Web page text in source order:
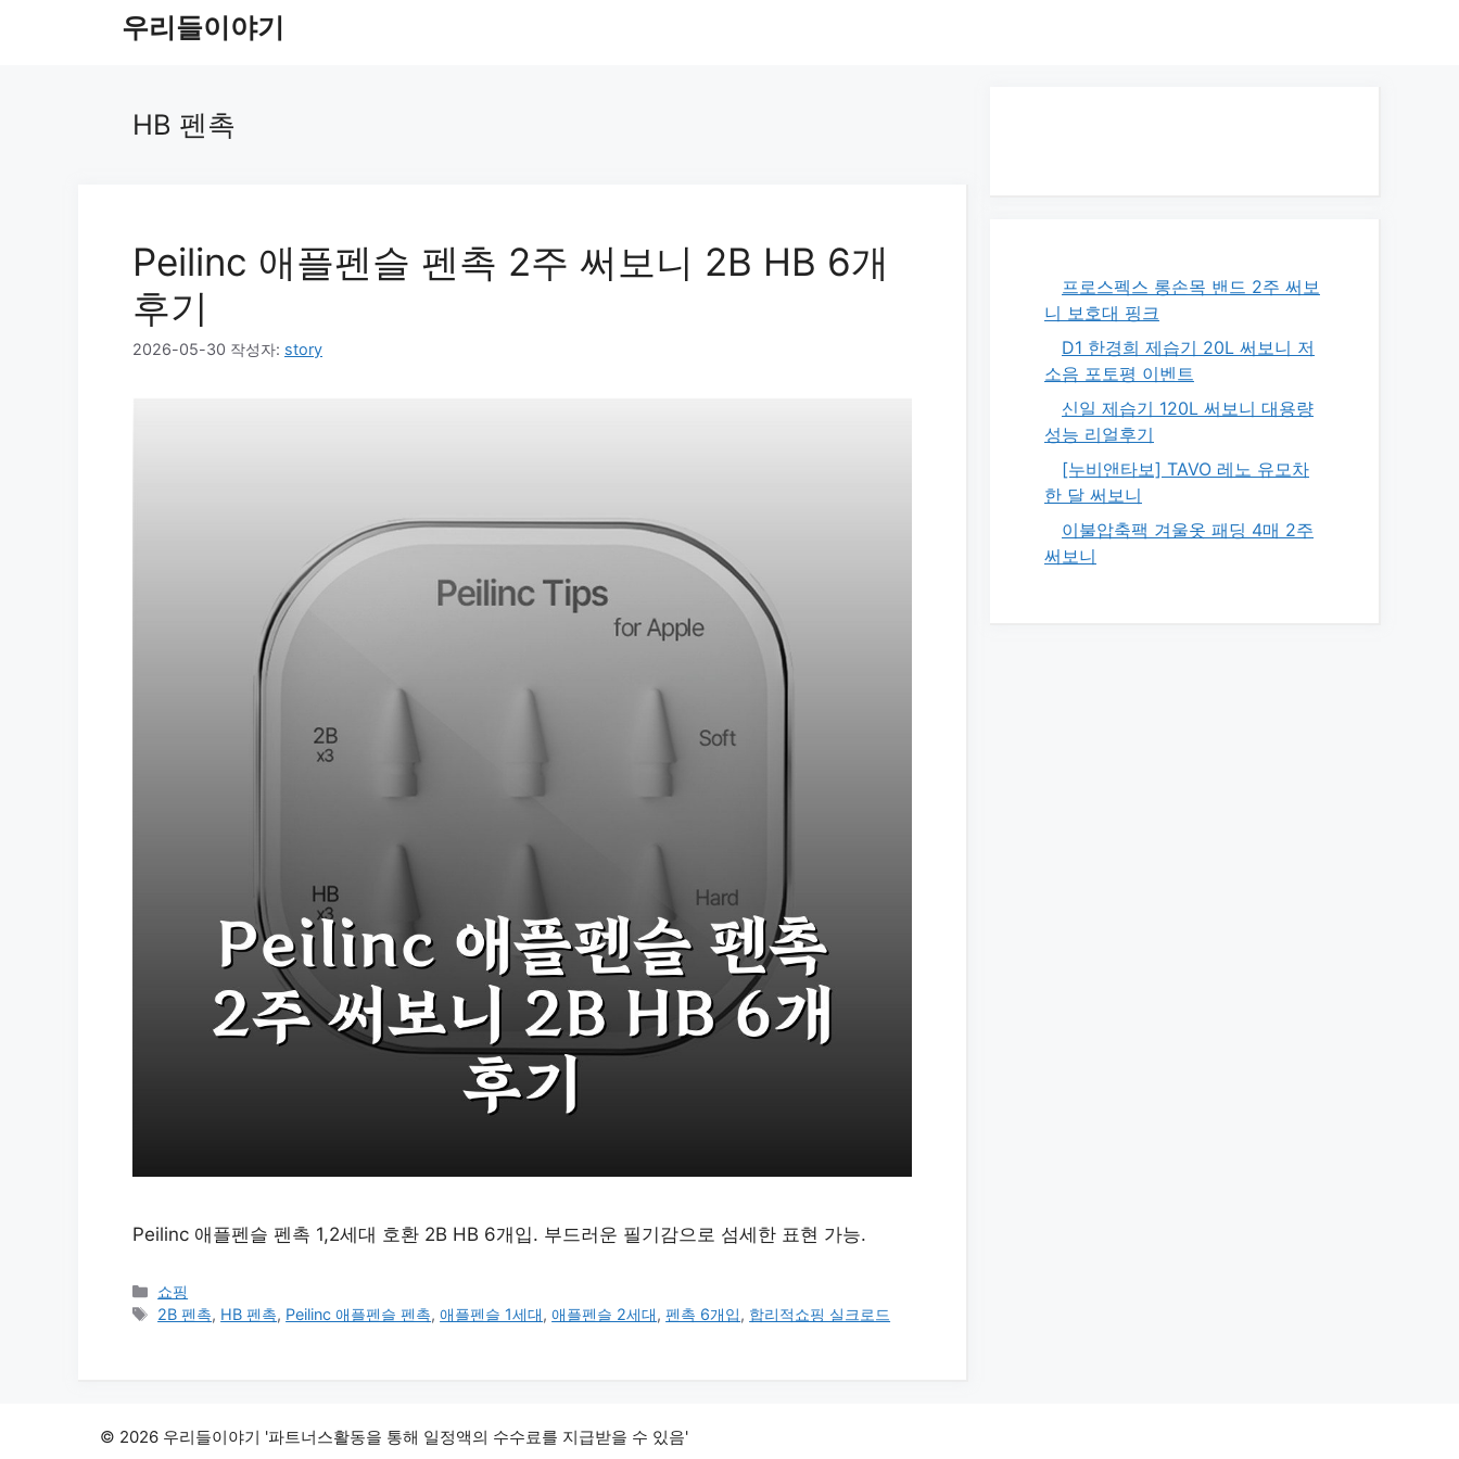
우리들이야기
HB 펜촉
Peilinc 애플펜슬 펜촉 2주 써보니 2B HB 6개
후기
2026-05-30 작성자: story
Peilinc 애플펜슬 펜촉 1,2세대 호환 2B HB 6개입. 부드러운 필기감으로 섬세한 표현 가능.
카
테
쇼핑
태
2B 펜촉, HB 펜촉, Peilinc 애플펜슬 펜촉,애플펜슬 1세대,애플펜슬 2세대,펜촉 6개입, 합리적쇼핑 실크로드
프로스펙스 롱손목 밴드 2주 써보
니 보호대 핑크
D1 한경희 제습기 20L 써보니 저
소음 포토평 이벤트
신일 제습기 120L 써보니 대용량
성능 리얼후기
[누비앤타보] TAVO 레노 유모차
한 달 써보니
이불압축팩 겨울옷 패딩 4매 2주
써보니
© 2026 우리들이야기 '파트너스활동을 통해 일정액의 수수료를 지급받을 수 있음'